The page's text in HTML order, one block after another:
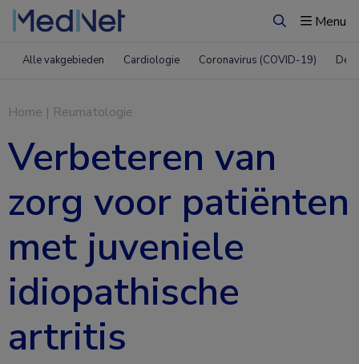
ZoekenMenu
Alle vakgebieden Cardiologie Coronavirus (COVID-19)
Home | Reumatologie
Verbeteren van
zorg voor patiënten
met juveniele
idiopathische
artritis